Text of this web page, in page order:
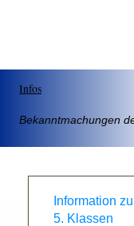
Infos
Bekanntmachungen
Information
5. Klassen